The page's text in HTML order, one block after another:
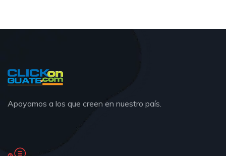
Apoyamos a los que creen en nuestro país.